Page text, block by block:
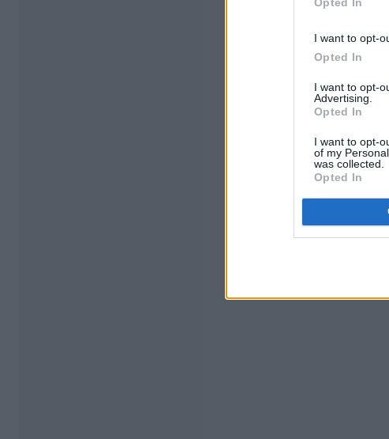
I want to opt-
Opted In
I want to opt-
Advertising.
Opted In
I want to opt-
of my
was collected.
Opted In